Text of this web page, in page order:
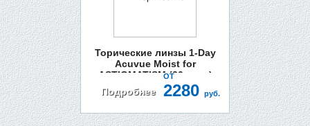
Торические линзы 1-Day
Acuvue Moist for
ASTIGMATISM (30 линз)
Подробнее
ОТ
2280 руб.